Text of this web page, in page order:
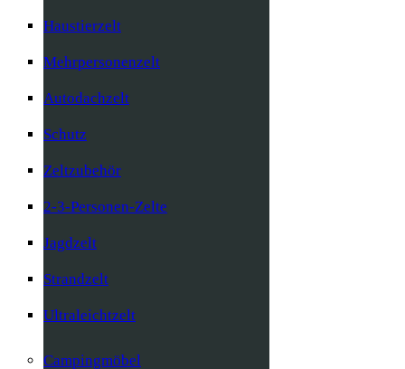
Haustierzelt
Mehrpersonenzelt
Autodachzelt
Schutz
Zeltzubehör
2-3-Personen-Zelte
Jagdzelt
Strandzelt
Ultraleichtzelt
Campingmöbel